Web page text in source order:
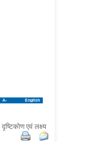
A- English
दृष्टिकोण एवं लक्ष्य